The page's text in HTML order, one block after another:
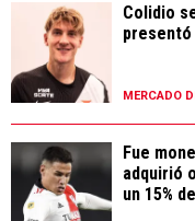
Colidio
MERCADO
Fue
adquirió
un 15%